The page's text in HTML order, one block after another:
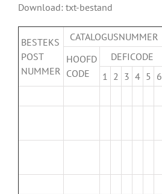
Download: txt-bestand
BESTEKS
POST
NUMMER
CATALOGUSNUMMER
HOOFD
CODE
DEFICODE
1 2 3 4 5 6